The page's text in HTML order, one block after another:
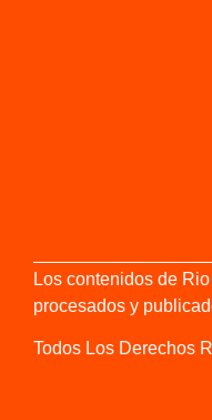
Los contenidos de
procesados y
Todos Los Derechos